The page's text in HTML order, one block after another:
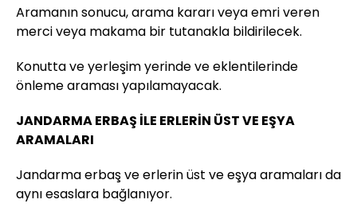
Aramanın sonucu, arama kararı veya emri veren
merci veya makama bir tutanakla bildirilecek.
Konutta ve yerleşim yerinde ve eklentilerinde
önleme araması yapılamayacak.
JANDARMA ERBAŞ İLE ERLERİN ÜST VE EŞYA
ARAMALARI
Jandarma erbaş ve erlerin üst ve eşya aramaları da
aynı esaslara bağlanıyor.